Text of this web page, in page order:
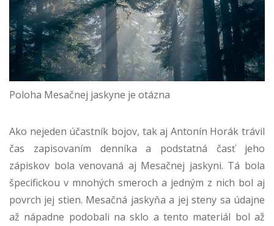
Poloha Mesačnej jaskyne je otázna
Ako nejeden účastník bojov, tak aj Antonín Horák trávil
čas zapisovaním denníka a podstatná časť jeho
zápiskov bola venovaná aj Mesačnej jaskyni. Tá bola
špecifickou v mnohých smeroch a jedným z nich bol aj
povrch jej stien. Mesačná jaskyňa a jej steny sa údajne
až nápadne podobali na sklo a tento materiál bol až